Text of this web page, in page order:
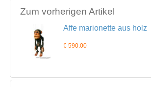
Zum vorherigen Artikel
Affe marionette aus holz
€ 590.00